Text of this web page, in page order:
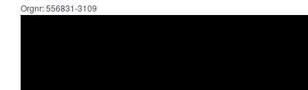
Orgnr: 556831-3109